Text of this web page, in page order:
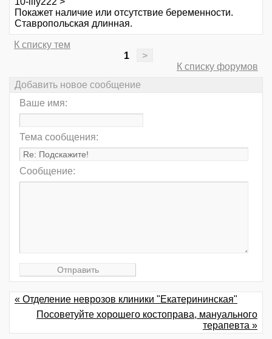
Покажет наличие или отсутствие беременности.
Ставропольская длинная.
К списку тем
1
>
К списку форумов
Добавить новое сообщение
Ваше имя:
Тема сообщения:
Сообщение:
« Отделение неврозов клиники "Екатерининская"
Посоветуйте хорошего костоправа, мануального
терапевта »